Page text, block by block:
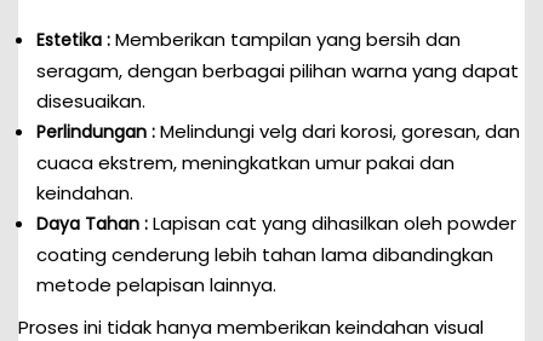
Estetika : Memberikan tampilan yang bersih dan
seragam, dengan berbagai pilihan warna yang dapat
disesuaikan.
Perlindungan : Melindungi velg dari korosi, goresan, dan
cuaca ekstrem, meningkatkan umur pakai dan
keindahan.
Daya Tahan : Lapisan cat yang dihasilkan oleh powder
coating cenderung lebih tahan lama dibandingkan
metode pelapisan lainnya.
Proses ini tidak hanya memberikan keindahan visual